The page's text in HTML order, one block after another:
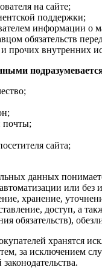
на сайте;
поддержки;
информации о
обязательств
прочих внутренних
почты;
сайта;
данных
или
хранение,
доступ, а
обязательств),
хранятся
за исключением